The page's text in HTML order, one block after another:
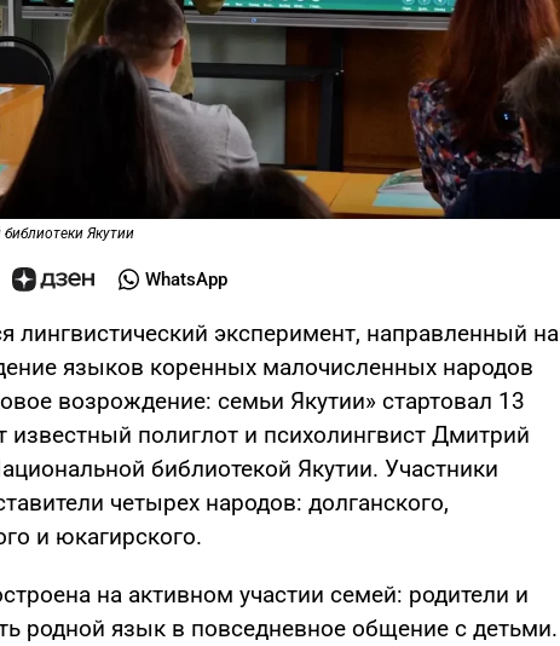
Якутии
WhatsApp
лингвистический эксперимент, направленный на
языков коренных малочисленных народов
возрождение: семьи Якутии» стартовал 13
известный полиглот и психолингвист Дмитрий
библиотекой Якутии. Участники
четырех народов: долганского,
и юкагирского.
на активном участии семей: родители и
родной язык в повседневное общение с детьми.